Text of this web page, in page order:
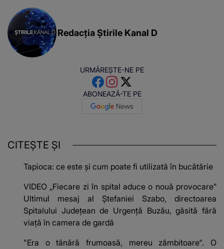
Redacția Știrile Kanal D
URMĂREȘTE-NE PE
ABONEAZĂ-TE PE
CITEȘTE ȘI
Tapioca: ce este și cum poate fi utilizată în bucătărie
VIDEO „Fiecare zi în spital aduce o nouă provocare”
Ultimul mesaj al Ștefaniei Szabo, directoarea
Spitalului Județean de Urgență Buzău, găsită fără
viață în camera de gardă
"Era o tânără frumoasă, mereu zâmbitoare". O